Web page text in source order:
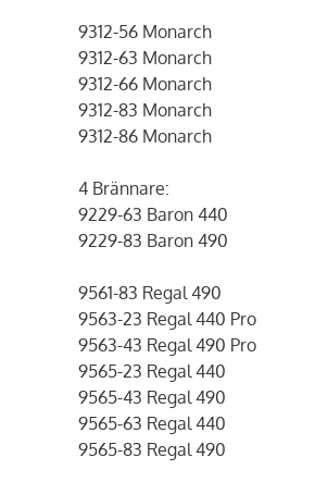
9312-56 Monarch
9312-63 Monarch
9312-66 Monarch
9312-83 Monarch
9312-86 Monarch
4 Brännare:
9229-63 Baron 440
9229-83 Baron 490
9561-83 Regal 490
9563-23 Regal 440 Pro
9563-43 Regal 490 Pro
9565-23 Regal 440
9565-43 Regal 490
9565-63 Regal 440
9565-83 Regal 490